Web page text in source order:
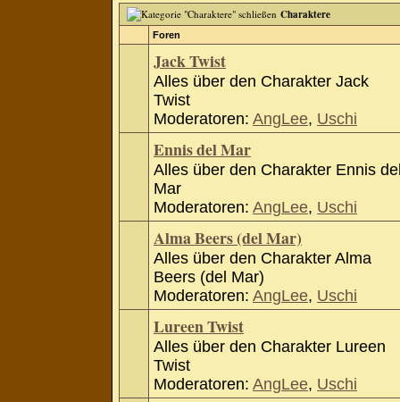
Charaktere
Foren
Jack Twist
Alles über den Charakter Jack
Twist
Moderatoren: AngLee, Uschi
Ennis del Mar
Alles über den Charakter Ennis
Mar
Moderatoren: AngLee, Uschi
Alma Beers (del Mar)
Alles über den Charakter Alma
Beers (del Mar)
Moderatoren: AngLee, Uschi
Lureen Twist
Alles über den Charakter Lureen
Twist
Moderatoren: AngLee, Uschi